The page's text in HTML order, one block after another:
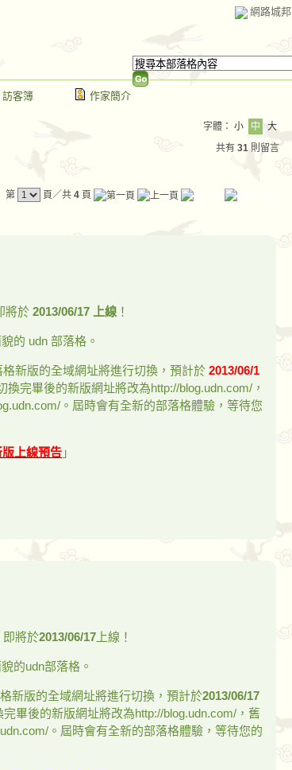
網路城邦
訪客簿 作家簡介
字體： 小 中 大
共有 31 則留言
第
頁／共 4 頁
將於 2013/06/17 上線 ！
的 udn 部落格。
新版的全域網址將進行切換，預計於 2013/06/1
換完畢後的新版網址將改為http://blog.udn.com/，
。屆時會有全新的部落格體驗，等待您
上線預告 」
即將於2013/06/17 上線！
的udn部落格。
新版的全域網址將進行切換，預計於2013/06/17
完畢後的新版網址將改為http://blog.udn.com/，舊
。屆時會有全新的部落格體驗，等待您的